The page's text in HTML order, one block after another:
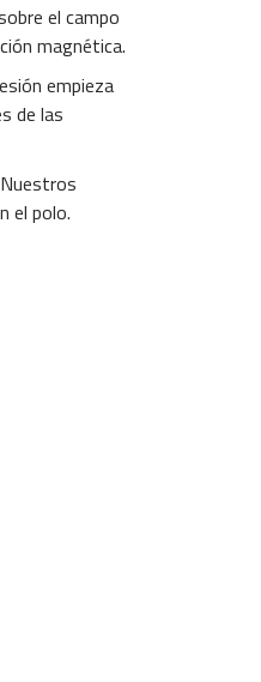
el campo
magnética.
empieza
de las
el polo.